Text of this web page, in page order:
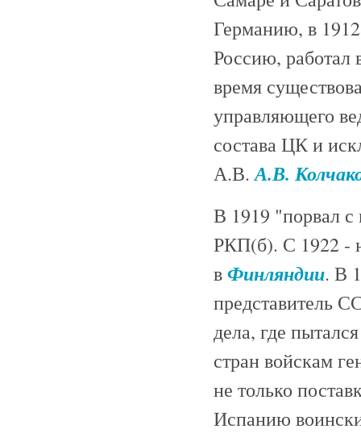
Германию, в
Россию, работал
время
управляющего
состава ЦК и
А.В.А.В.
В 1919 "порвал
РКП(б). С 1922 -
вФинляндии. В
представитель
дела, где
стран войскам
не только
Испанию